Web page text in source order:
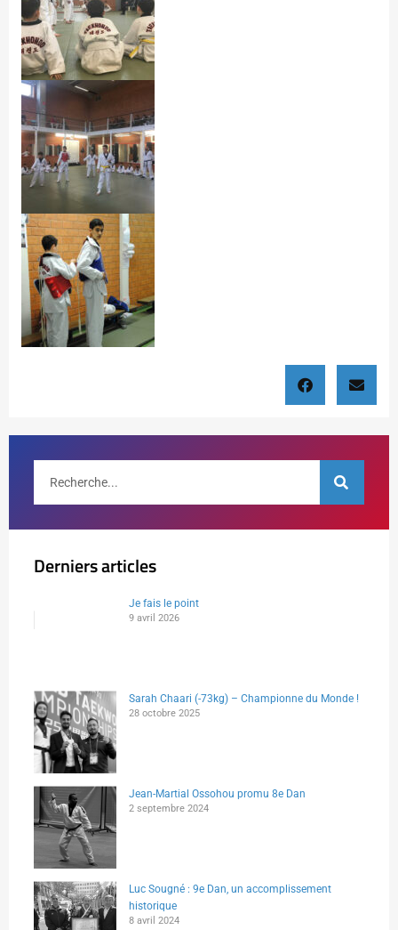
Derniers articles
Je fais le point
9 avril 2026
Sarah Chaari (-73kg) – Championne du Monde !
28 octobre 2025
Jean-Martial Ossohou promu 8e Dan
2 septembre 2024
Luc Sougné : 9e Dan, un accomplissement
historique
8 avril 2024